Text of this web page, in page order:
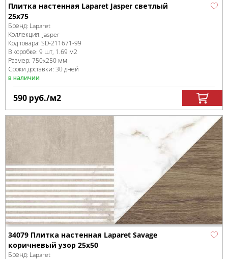
Плитка настенная Laparet Jasper светлый
25х75
Бренд: Laparet
Коллекция: Jasper
Код товара: SD-211671-99
В коробке: 9 шт, 1.69 м2
Размер: 750x250 мм
Сроки доставки: 30 дней
в наличии
590 руб./м2
34079 Плитка настенная Laparet Savage
коричневый узор 25х50
Бренд: Laparet